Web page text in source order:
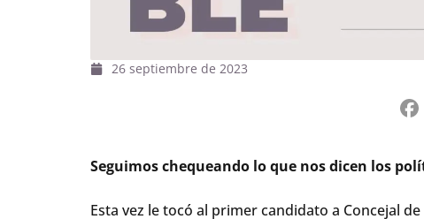
26 septiembre de 2023
Seguimos chequeando lo que nos dicen los
Esta vez le tocó al primer candidato a Concejal